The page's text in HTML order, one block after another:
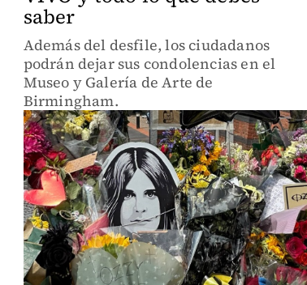
saber
Además del desfile, los ciudadanos
podrán dejar sus condolencias en el
Museo y Galería de Arte de
Birmingham.